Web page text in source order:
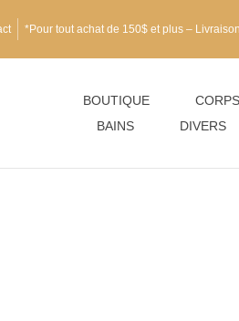
*Pour tout achat de 150$ et plus –
BOUTIQUE CORPS
BAINS
DIVERS